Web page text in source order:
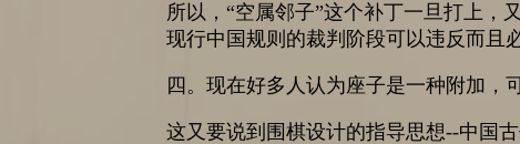
所以，“空属邻子”这个补丁一旦打上，
现行中国规则的裁判阶段可以违反而且
四。现在好多人认为座子是一种附加，
这又要说到围棋设计的指导思想--中国